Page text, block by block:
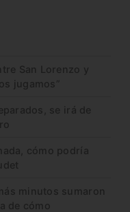
San Lorenzo y
jugamos”
se irá de
cómo podría
minutos sumaron
de cómo